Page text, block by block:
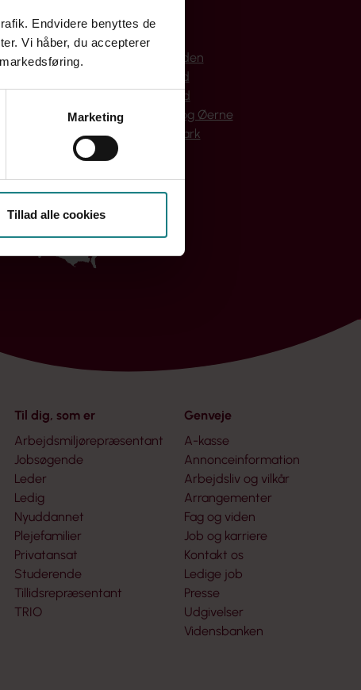
Endvidere benyttes de
Vi håber, du accepterer
Marketing
Tillad alle cookies
Bornholm
Hovedstaden
Midtjylland
Nordjylland
Sjælland og Øerne
Syddanmark
Til dig, som er
Arbejdsmiljørepræsentant
Jobsøgende
Leder
Ledig
Nyuddannet
Plejefamilier
Privatansat
Studerende
Tillidsrepræsentant
TRIO
Genveje
A-kasse
Annonceinformation
Arbejdsliv og vilkår
Arrangementer
Fag og viden
Job og karriere
Kontakt os
Ledige job
Presse
Udgivelser
Vidensbanken